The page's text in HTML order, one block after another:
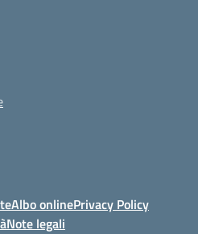
Albo onlinePrivacy Policy
Note legali